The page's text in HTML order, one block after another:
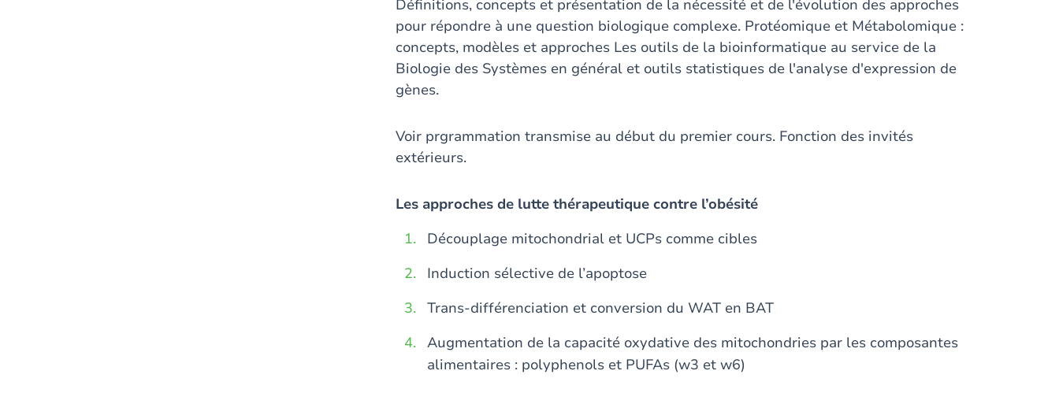
Définitions, concepts et présentation de la nécessité et de l'évolution des approches
pour répondre à une question biologique complexe. Protéomique et Métabolomique :
concepts, modèles et approches Les outils de la bioinformatique au service de la
Biologie des Systèmes en général et outils statistiques de l'analyse d'expression de
gènes.
Voir prgrammation transmise au début du premier cours. Fonction des invités
extérieurs.
Les approches de lutte thérapeutique contre l’obésité
Découplage mitochondrial et UCPs comme cibles
Induction sélective de l’apoptose
Trans-différenciation et conversion du WAT en BAT
Augmentation de la capacité oxydative des mitochondries par les composantes
alimentaires : polyphenols et PUFAs (w3 et w6)